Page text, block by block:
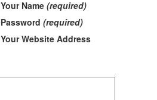
Your Name (required)
Password (required)
Your Website Address